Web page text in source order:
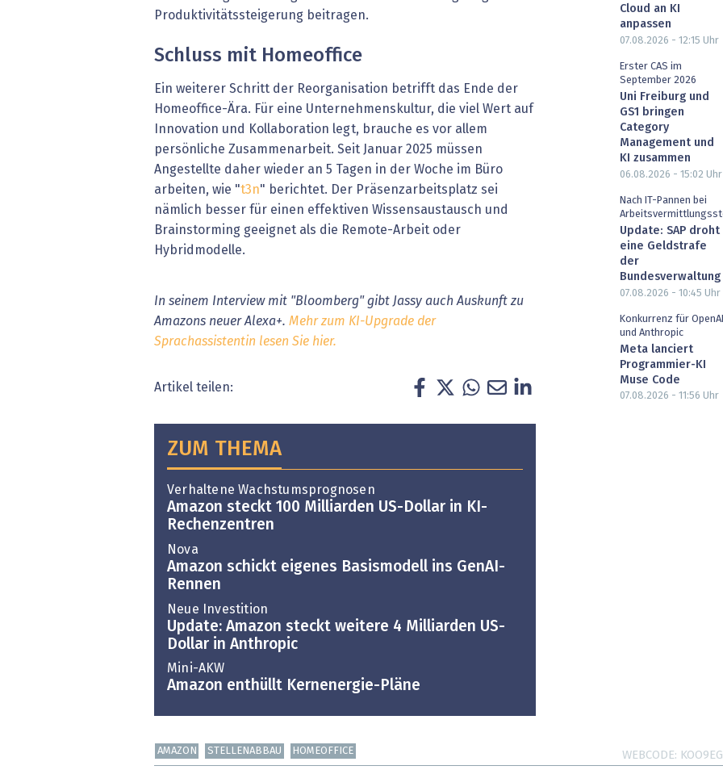
Produktivitätssteigerung beitragen.
Schluss mit Homeoffice
Ein weiterer Schritt der Reorganisation betrifft das Ende der
Homeoffice-Ära. Für eine Unternehmenskultur, die viel Wert auf
Innovation und Kollaboration legt, brauche es vor allem
persönliche Zusammenarbeit. Seit Januar 2025 müssen
Angestellte daher wieder an 5 Tagen in der Woche im Büro
arbeiten, wie "t3n" berichtet. Der Präsenzarbeitsplatz sei
nämlich besser für einen effektiven Wissensaustausch und
Brainstorming geeignet als die Remote-Arbeit oder
Hybridmodelle.
In seinem Interview mit "Bloomberg" gibt Jassy auch Auskunft zu
Amazons neuer Alexa+. Mehr zum KI-Upgrade der
Sprachassistentin lesen Sie hier.
Artikel teilen:
ZUM THEMA
Verhaltene Wachstumsprognosen
Amazon steckt 100 Milliarden US-Dollar in KI-
Rechenzentren
Nova
Amazon schickt eigenes Basismodell ins GenAI-
Rennen
Neue Investition
Update: Amazon steckt weitere 4 Milliarden US-
Dollar in Anthropic
Mini-AKW
Amazon enthüllt Kernenergie-Pläne
Cloud an KI
anpassen
07.08.2026 - 12:15 Uhr
Erster CAS im
September 2026
Uni Freiburg und
GS1 bringen
Category
Management und
KI zusammen
06.08.2026 - 15:02 Uhr
Nach IT-Pannen bei
Update: SAP droht
eine Geldstrafe
der
Bundesverwaltung
07.08.2026 - 10:45 Uhr
Konkurrenz für OpenAI
und Anthropic
Meta lanciert
Programmier-KI
Muse Code
07.08.2026 - 11:56 Uhr
AMAZON STELLENABBAU HOMEOFFICE WEBCODE